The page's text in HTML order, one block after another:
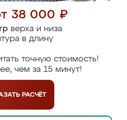
38 000 ₽
верха и низа
в длину
точную стоимость!
чем за 15 минут!
РАСЧЁТ